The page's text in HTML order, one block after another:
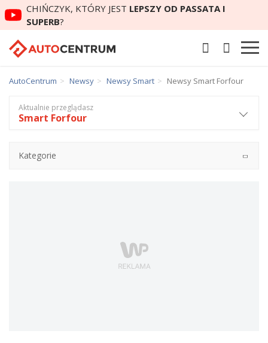
CHIŃCZYK, KTÓRY JEST LEPSZY OD PASSATA I
SUPERB?
AutoCentrum Newsy Newsy Smart Newsy Smart Forfour
Aktualnie przeglądasz
Smart Forfour
Kategorie